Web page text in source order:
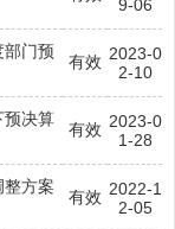
9-06
门预
有效 2023-0
2-10
预决算
有效 2023-0
1-28
方案
有效 2022-1
2-05